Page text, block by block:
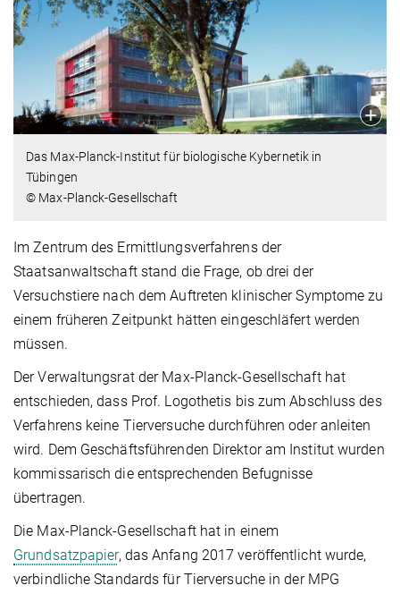
Das Max-Planck-Institut für biologische Kybernetik in
Tübingen
© Max-Planck-Gesellschaft
Im Zentrum des Ermittlungsverfahrens der
Staatsanwaltschaft stand die Frage, ob drei der
Versuchstiere nach dem Auftreten klinischer Symptome zu
einem früheren Zeitpunkt hätten eingeschläfert werden
müssen.
Der Verwaltungsrat der Max-Planck-Gesellschaft hat
entschieden, dass Prof. Logothetis bis zum Abschluss des
Verfahrens keine Tierversuche durchführen oder anleiten
wird. Dem Geschäftsführenden Direktor am Institut wurden
kommissarisch die entsprechenden Befugnisse
übertragen.
Die Max-Planck-Gesellschaft hat in einem
Grundsatzpapier, das Anfang 2017 veröffentlicht wurde,
verbindliche Standards für Tierversuche in der MPG